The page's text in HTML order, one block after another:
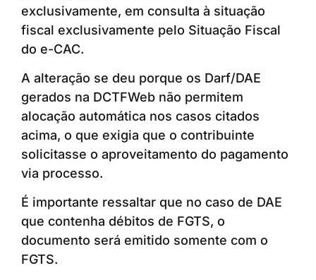
exclusivamente, em consulta à situação
fiscal exclusivamente pelo Situação Fiscal
do e-CAC.
A alteração se deu porque os Darf/DAE
gerados na DCTFWeb não permitem
alocação automática nos casos citados
acima, o que exigia que o contribuinte
solicitasse o aproveitamento do pagamento
via processo.
É importante ressaltar que no caso de DAE
que contenha débitos de FGTS, o
documento será emitido somente com o
FGTS.